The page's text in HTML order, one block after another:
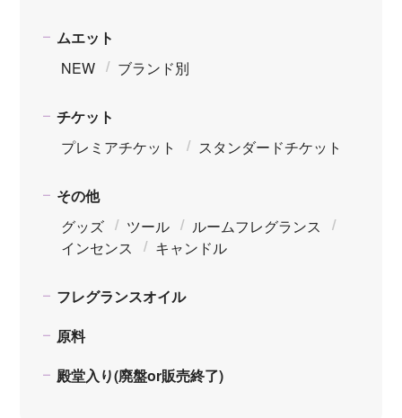
ムエット
NEW
ブランド別
チケット
プレミアチケット
スタンダードチケット
その他
グッズ
ツール
ルームフレグランス
インセンス
キャンドル
フレグランスオイル
原料
殿堂入り(廃盤or販売終了)